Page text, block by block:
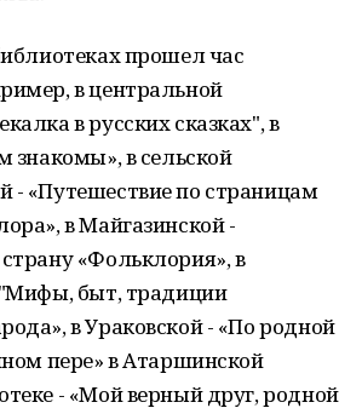
прошел час
в центральной
в русских сказках", в
знакомы», в сельской
- «Путешествие по страницам
в Майгазинской -
«Фольклория», в
быт, традиции
в Ураковской - «По родной
пере» в Атаршинской
- «Мой верный друг, родной